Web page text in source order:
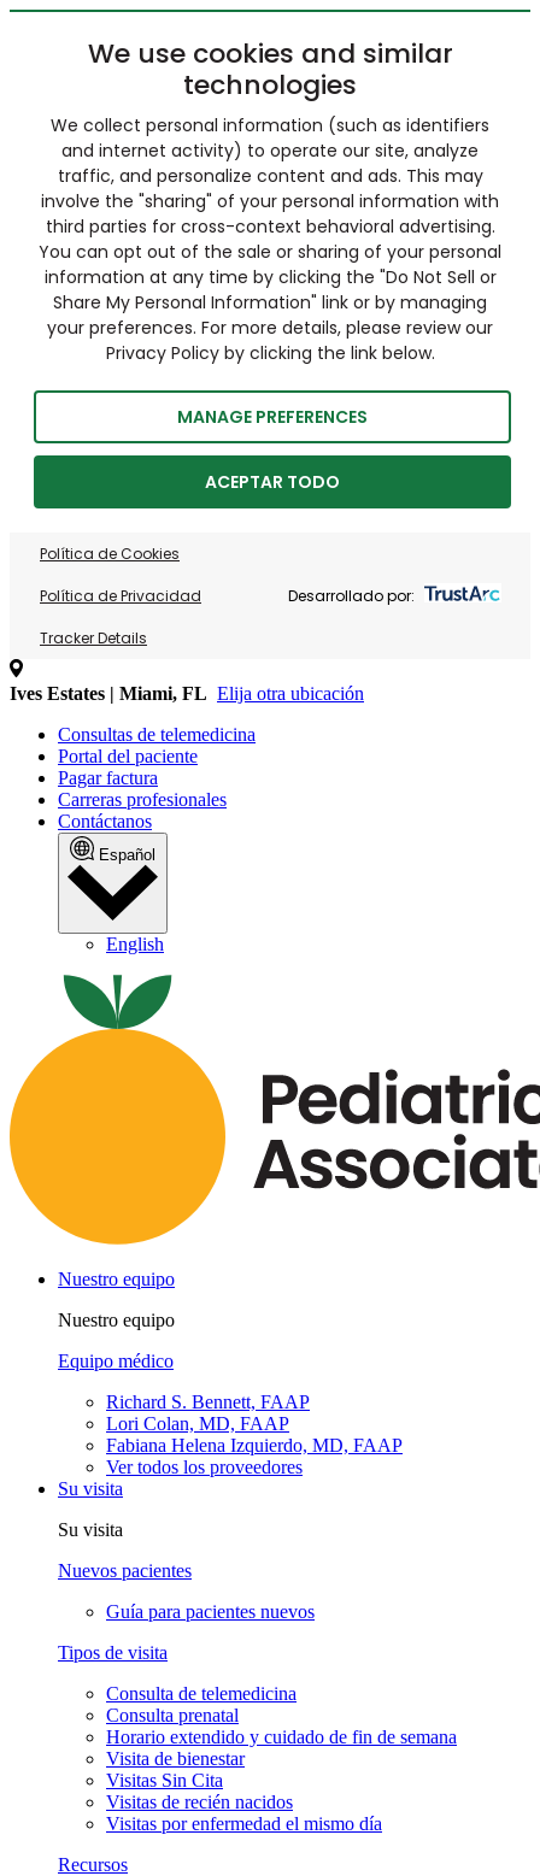
We use cookies and similar
technologies
We collect personal information (such as identifiers
and internet activity) to operate our site, analyze
traffic, and personalize content and ads. This may
involve the "sharing" of your personal information with
third parties for cross-context behavioral advertising.
You can opt out of the sale or sharing of your personal
information at any time by clicking the "Do Not Sell or
Share My Personal Information" link or by managing
your preferences. For more details, please review our
Privacy Policy by clicking the link below.
MANAGE PREFERENCES
ACEPTAR TODO
Política de Cookies
Política de Privacidad
Tracker Details
Desarrollado por:
Ives Estates | Miami, FL Elija otra ubicación
Consultas de telemedicina
Portal del paciente
Pagar factura
Carreras profesionales
Contáctanos
Español
English
Nuestro equipo
Nuestro equipo
Equipo médico
Richard S. Bennett, FAAP
Lori Colan, MD, FAAP
Fabiana Helena Izquierdo, MD, FAAP
Ver todos los proveedores
Su visita
Su visita
Nuevos pacientes
Guía para pacientes nuevos
Tipos de visita
Consulta de telemedicina
Consulta prenatal
Horario extendido y cuidado de fin de semana
Visita de bienestar
Visitas Sin Cita
Visitas de recién nacidos
Visitas por enfermedad el mismo día
Recursos